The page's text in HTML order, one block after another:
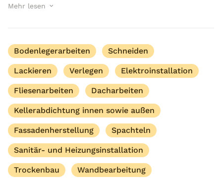
Handwerker, der mehrere Leistungen anbietet und
Mehr lesen
Bodenlegerarbeiten Schneiden
Lackieren Verlegen Elektroinstallation
Fliesenarbeiten Dacharbeiten
Kellerabdichtung innen sowie außen
Fassadenherstellung Spachteln
Sanitär- und Heizungsinstallation
Trockenbau Wandbearbeitung